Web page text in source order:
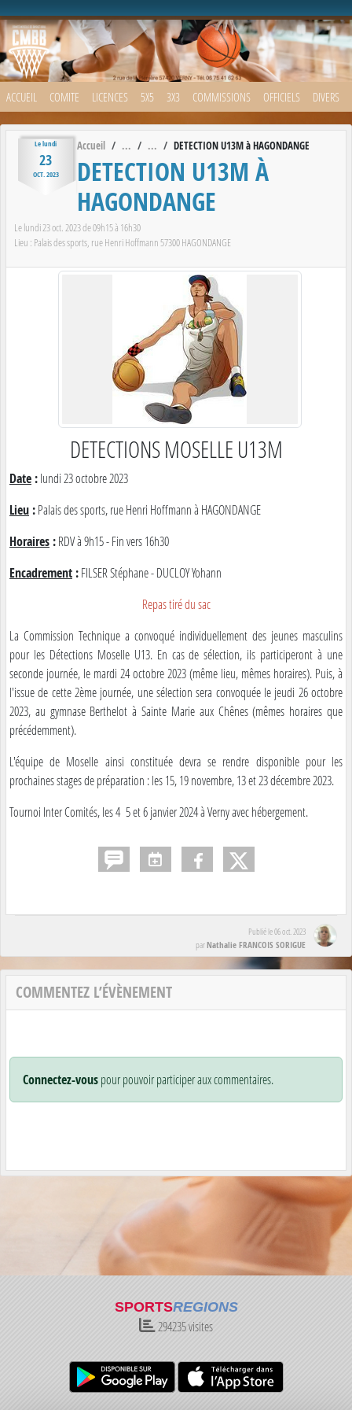
ACCUEIL COMITE LICENCES 5X5 3X3 COMMISSIONS OFFICIELS DIVERS
Lelundi
23
OCT. 2023
Accueil DETECTION U13M à HAGONDANGE
DETECTION U13M À
HAGONDANGE
Lelundi23oct. 2023de 09h15 à 16h30
Lieu : Palais des sports, rue Henri Hoffmann 57300HAGONDANGE
DETECTIONS MOSELLE U13M
Date :lundi 23 octobre 2023
Lieu :Palais des sports, rue Henri Hoffmann à HAGONDANGE
Horaires :RDV à 9h15 - Fin vers 16h30
Encadrement :FILSER Stéphane - DUCLOY Yohann
Repas tiré du sac
La Commission Technique a convoqué individuellement des jeunes masculins
pour les Détections Moselle U13. En cas de sélection, ils participeront à une
seconde journée, le mardi 24 octobre 2023 (même lieu, mêmes horaires). Puis, à
l'issue de cette 2ème journée, une sélection sera convoquée le jeudi 26 octobre
2023, au gymnase Berthelot à Sainte Marie aux Chênes (mêmes horaires que
précédemment).
L'équipe de Moselle ainsi constituée devra se rendre disponible pour les
prochaines stages de préparation : les 15, 19 novembre, 13 et 23 décembre 2023.
Tournoi Inter Comités, les 4 5 et 6 janvier 2024 à Verny avec hébergement.
Publié le06 oct. 2023
parNathalie FRANCOIS SORIGUE
COMMENTEZ L’ÉVÈNEMENT
Connectez-vouspour pouvoir participer aux commentaires.
SPORTSREGIONS
294235visites